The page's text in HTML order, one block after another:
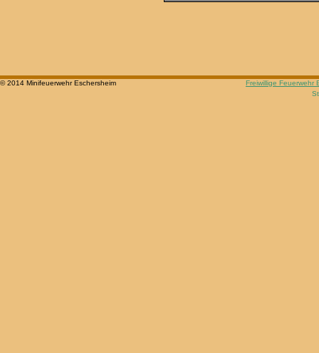
© 2014 Minifeuerwehr Eschersheim
Freiwillige Feuerwehr